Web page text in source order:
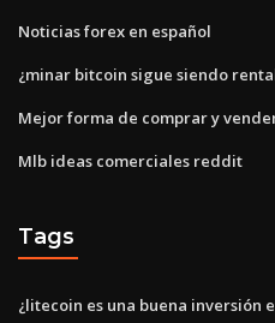
Noticias forex en español
¿minar bitcoin sigue siendo
Mejor forma de comprar y
Mlb ideas comerciales reddit
Tags
¿litecoin es una buena inversión